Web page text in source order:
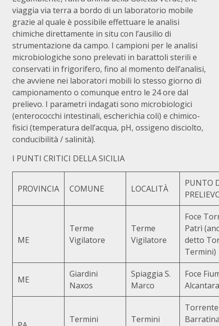
viaggia via terra a bordo di un laboratorio mobile
grazie al quale è possibile effettuare le analisi
chimiche direttamente in situ con l’ausilio di
strumentazione da campo. I campioni per le analisi
microbiologiche sono prelevati in barattoli sterili e
conservati in frigorifero, fino al momento dell’analisi,
che avviene nei laboratori mobili lo stesso giorno di
campionamento o comunque entro le 24 ore dal
prelievo. I parametri indagati sono microbiologici
(enterococchi intestinali, escherichia coli) e chimico-
fisici (temperatura dell’acqua, pH, ossigeno disciolto,
conducibilità / salinità).
I PUNTI CRITICI DELLA SICILIA
PROVINCIA COMUNE LOCALITÀ
PUNTO
ME
Terme
Vigilatore
Terme
Vigilatore
Foce
Patrì
detto
Termini)
ME
Giardini
Naxos
Spiaggia S.
Marco
Foce
Alcantara
Termini
Termini
Torrente